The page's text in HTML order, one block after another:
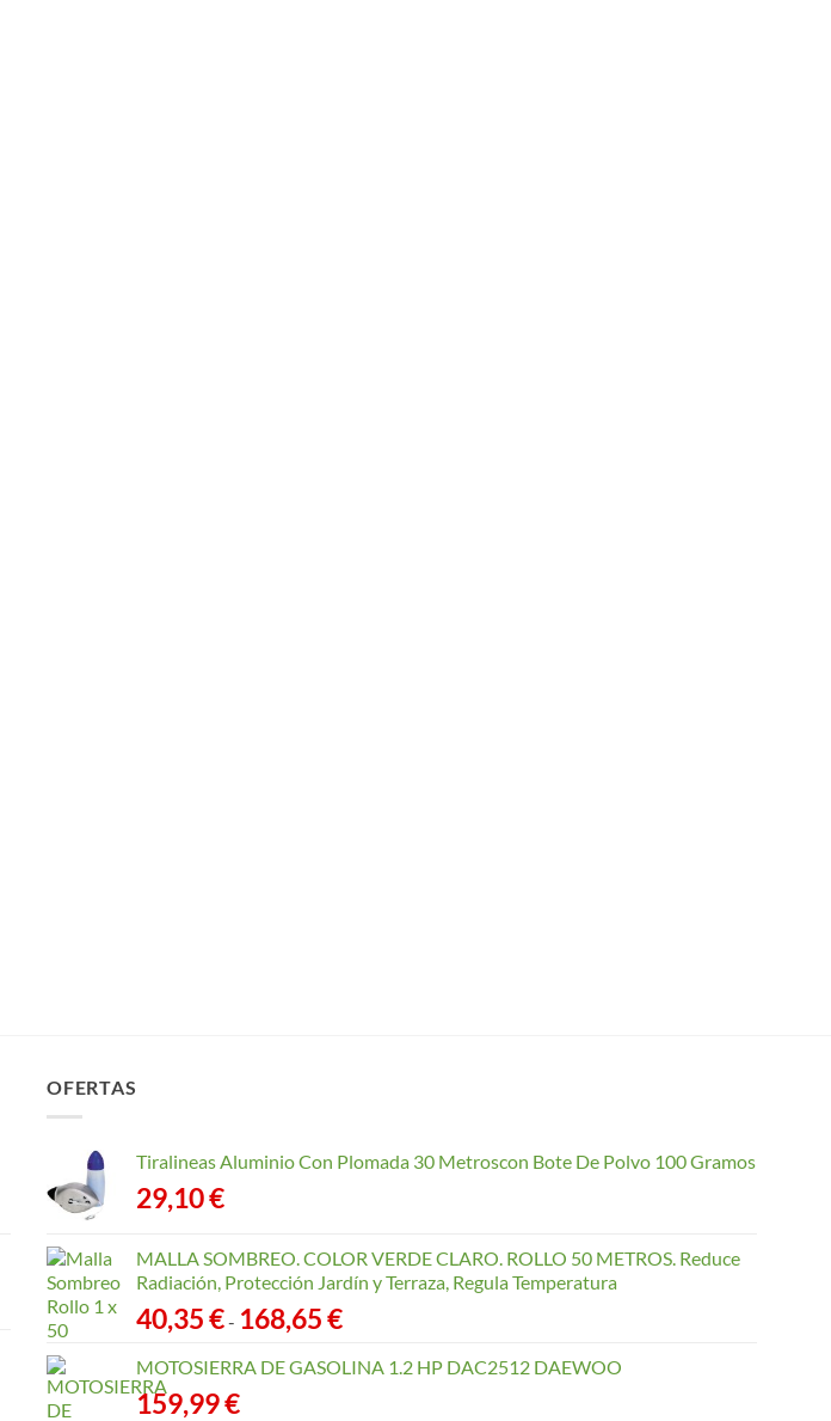
OFERTAS
Tiralineas Aluminio Con Plomada 30 Metroscon Bote De Polvo 100 Gramos
29,10€
MALLA SOMBREO. COLOR VERDE CLARO. ROLLO 50 METROS. Reduce
Radiación, Protección Jardín y Terraza, Regula Temperatura
40,35€- 168,65€Rango
precios:
MOTOSIERRA DE GASOLINA 1.2 HP DAC2512 DAEWOO
159,99€